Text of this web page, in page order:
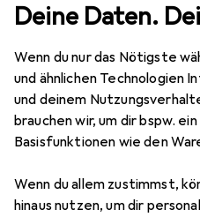
Deine Daten.
Wenn du nur das Nötigste
und ähnlichen Technologien
und deinem
brauchen wir, um dir bspw.
Basisfunktionen wie den
Wenn du allem zustimmst,
hinaus nutzen, um dir
Couchtisch +
EUR
35,93
vidaXL
30 x 30 x